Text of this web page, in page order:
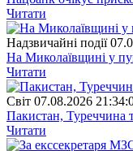
Читати
Надзвичайні події
На Миколаївщині у
Читати
Свiт 07.08.2026
Пакистан, Туреччина
Читати